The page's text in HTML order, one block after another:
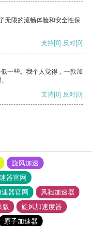
无限的流畅体验和安全性保
支持[0] 反对[0]
一些。我个人觉得，一款加
支持[0] 反对[0]
旋风加速
器官网
器官网
风驰加速器
版
旋风加速度器
原子加速器